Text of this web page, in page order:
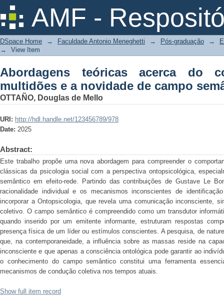
AMF -
Abordagens teóricas acerca do
campo semântico
DSpace Home → Faculdade Antonio Meneghetti → Pós-graduação →
→
View Item
Abordagens teóricas acerca do
multidões e a novidade de campo
OTTAÑO, Douglas de Mello
URI: http://hdl.handle.net/123456789/978
Date: 2025
Abstract:
Este trabalho propõe uma nova abordagem para compreender o
clássicas da psicologia social com a perspectiva ontopsicológica,
semântico em efeito-rede. Partindo das contribuições de Gustave Le
racionalidade individual e os mecanismos inconscientes de
incorporar a Ontopsicologia, que revela uma comunicação inconsciente,
coletivo. O campo semântico é compreendido como um transdutor
quando inserido por um emitente informante, estruturam respostas
presença física de um líder ou estímulos conscientes. A pesquisa, de
que, na contemporaneidade, a influência sobre as massas reside na
inconsciente e que apenas a consciência ontológica pode garantir ao
o conhecimento do campo semântico constitui uma ferramenta
mecanismos de condução coletiva nos tempos atuais.
Show full item record